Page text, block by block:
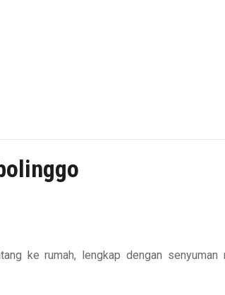
ke rumah, lengkap dengan